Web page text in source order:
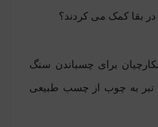
بقا کمک می کردند؟
برای چسباندن سنگ
تبر به چوب از چسب طبیعی